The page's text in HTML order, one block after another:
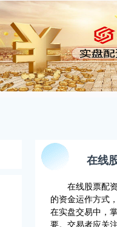
在线
在线股票配
的资金运作方式
在实盘交易中，
要。交易者应关